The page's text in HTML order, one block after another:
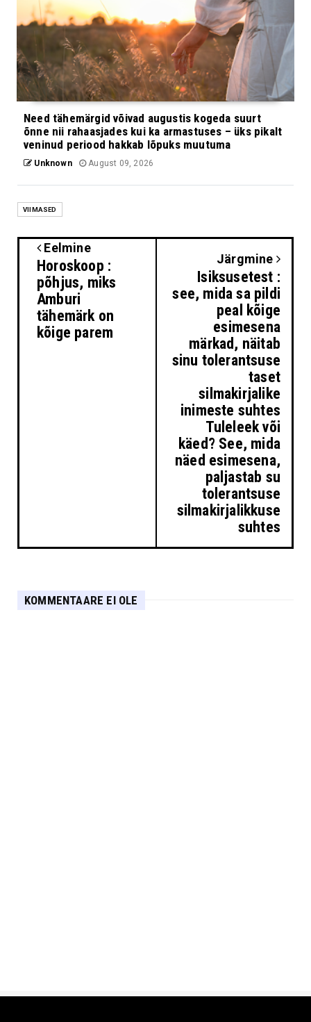
Need tähemärgid võivad augustis kogeda suurt
õnne nii rahaasjades kui ka armastuses – üks pikalt
veninud periood hakkab lõpuks muutuma
Unknown August 09, 2026
VIIMASED
Eelmine
Horoskoop :
põhjus, miks
Amburi
tähemärk on
kõige parem
Järgmine
Isiksusetest :
see, mida sa pildi
peal kõige
esimesena
märkad, näitab
sinu tolerantsuse
taset
silmakirjalike
inimeste suhtes
Tuleleek või
käed? See, mida
näed esimesena,
paljastab su
tolerantsuse
silmakirjalikkuse
suhtes
KOMMENTAARE EI OLE